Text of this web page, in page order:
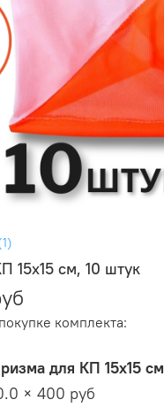
15х15 см, 10 штук
комплекта:
для КП 15х15 см
× 400 руб